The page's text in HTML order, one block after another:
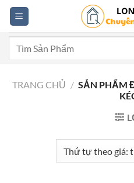
Skip
content
TRANG CHỦ / SẢN PHẨM